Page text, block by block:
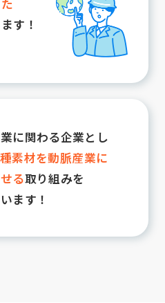
す！
に関わる企業とし
素材を動脈産業に
る取り組みを
ます！